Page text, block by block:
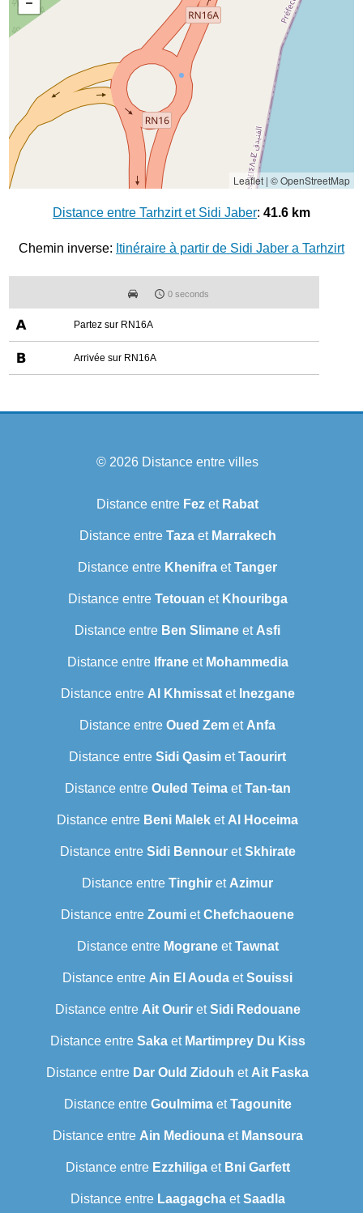
Leaflet| © OpenStreetMap
Distance entre Tarhzirt et Sidi Jaber: 41.6 km
Chemin inverse: Itinéraire à partir de Sidi Jaber a Tarhzirt
0 seconds
Partez sur RN16A
Arrivée sur RN16A
© 2026 Distance entre villes
Distance entre Fez et Rabat
Distance entre Tazaet Marrakech
Distance entre Khenifra etTanger
Distance entre Tetouan et Khouribga
Distance entre Ben Slimane et Asfi
Distance entre Ifraneet Mohammedia
Distance entre Al Khmissatet Inezgane
Distance entre Oued Zem et Anfa
Distance entre Sidi Qasim etTaourirt
Distance entre Ouled TeimaetTan-tan
Distance entre Beni Malek et Al Hoceima
Distance entre Sidi BennouretSkhirate
Distance entre Tinghir et Azimur
Distance entre Zoumi etChefchaouene
Distance entre MograneetTawnat
Distance entre Ain El Aouda etSouissi
Distance entre Ait OuriretSidi Redouane
Distance entre Sakaet Martimprey Du Kiss
Distance entre Dar Ould Zidouh et Ait Faska
Distance entre GoulmimaetTagounite
Distance entre Ain Mediounaet Mansoura
Distance entre Ezzhiligaet Bni Garfett
Distance entre LaagagchaetSaadla